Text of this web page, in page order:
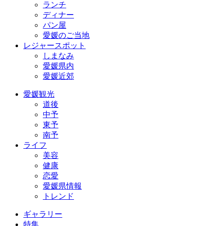
ランチ
ディナー
パン屋
愛媛のご当地
レジャースポット
しまなみ
愛媛県内
愛媛近郊
愛媛観光
道後
中予
東予
南予
ライフ
美容
健康
恋愛
愛媛県情報
トレンド
ギャラリー
特集